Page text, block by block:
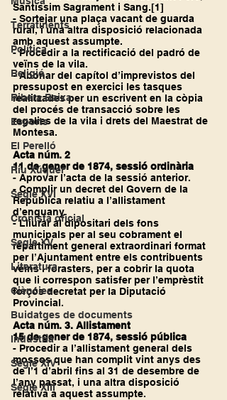
Terratinents
Política
Religió
Ribera Baixa
Esports
El Perelló
Riu Xúquer
Segle XVI
Cronista oficial
Segle XV
Literatura
Ciències
Buidatges de documents
Indústria
Segle XIV
Segle XIII
Santíssim Sagrament i Sang.[1]
- Sortejar una plaça vacant de guarda
rural, i una altra disposició relacionada
amb aquest assumpte.
- Procedir a la rectificació del padró de
veïns de la vila.
- Abonar del capítol d’imprevistos del
pressupost en exercici les tasques
realitzades per un escrivent en la còpia
del procés de transacció sobre les
regalies de la vila i drets del Maestrat de
Montesa.
Acta núm. 2
11 de gener de 1874, sessió ordinària
- Aprovar l’acta de la sessió anterior.
- Complir un decret del Govern de la
República relatiu a l’allistament
d’enguany.
- Lliurar al dipositari dels fons
municipals per al seu cobrament el
repartiment general extraordinari format
per l’Ajuntament entre els contribuents
veïns i forasters, per a cobrir la quota
que li correspon satisfer per l’emprèstit
forçós decretat per la Diputació
Provincial.
Acta núm. 3. Allistament
15 de gener de 1874, sessió pública
- Procedir a l’allistament general dels
mossos que han complit vint anys des
de l’1 d’abril fins al 31 de desembre de
l’any passat, i una altra disposició
relativa a aquest assumpte.